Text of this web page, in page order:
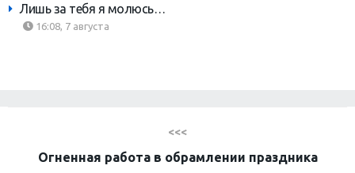
Лишь за тебя я молюсь…
16:08, 7 августа
<<<
Огненная работа в обрамлении праздника